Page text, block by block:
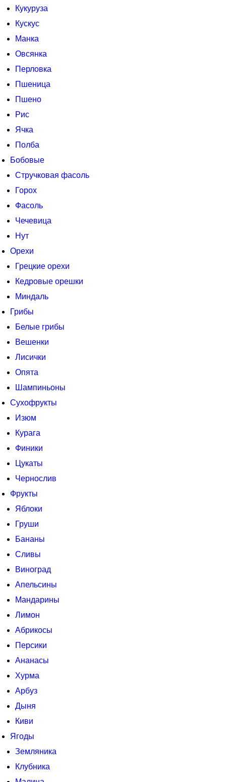
Кукуруза
Кускус
Манка
Овсянка
Перловка
Пшеница
Пшено
Рис
Ячка
Полба
Бобовые
Стручковая фасоль
Горох
Фасоль
Чечевица
Нут
Орехи
Грецкие орехи
Кедровые орешки
Миндаль
Грибы
Белые грибы
Вешенки
Лисички
Опята
Шампиньоны
Сухофрукты
Изюм
Курага
Финики
Цукаты
Чернослив
Фрукты
Яблоки
Груши
Бананы
Сливы
Виноград
Апельсины
Мандарины
Лимон
Абрикосы
Персики
Ананасы
Хурма
Арбуз
Дыня
Киви
Ягоды
Земляника
Клубника